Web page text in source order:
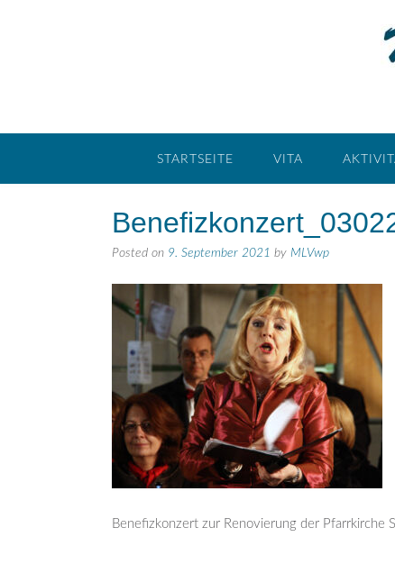
STARTSEITE VITA
Posted on 9. September 2021 by MLVwp
Benefizkonzert zur Renovierung der Pfarrkirche